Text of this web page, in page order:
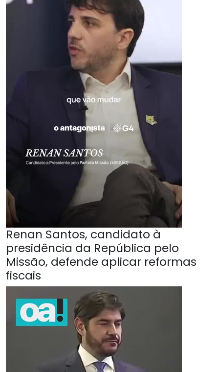
Renan Santos, candidato à
presidência da República pelo
Missão, defende aplicar reformas
fiscais